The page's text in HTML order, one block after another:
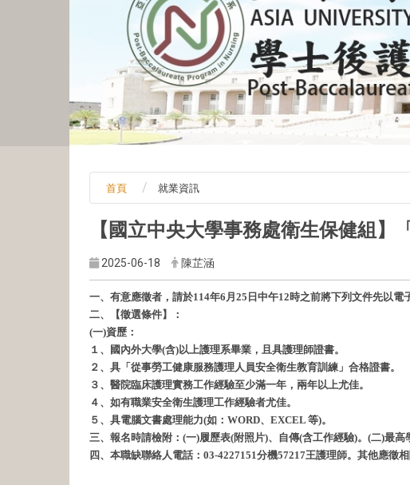
首頁 就業資訊
【國立中央大學事務處衛生保健組】
2025-06-18 陳芷涵
一、有意應徵者，請於114年6月25日中午12時之前將下列文件先以
二、【徵選條件】：
(一)資歷：
１、國內外大學(含)以上護理系畢業，且具護理師證書。
２、具「從事勞工健康服務護理人員安全衛生教育訓練」合格證書。
３、醫院臨床護理實務工作經驗至少滿一年，兩年以上尤佳。
４、如有職業安全衛生護理工作經驗者尤佳。
５、具電腦文書處理能力(如：WORD、EXCEL 等)。
三、報名時請檢附：(一)履歷表(附照片)、自傳(含工作經驗)。(二)最
四、本職缺聯絡人電話：03-4227151分機57217王護理師。其他應徵